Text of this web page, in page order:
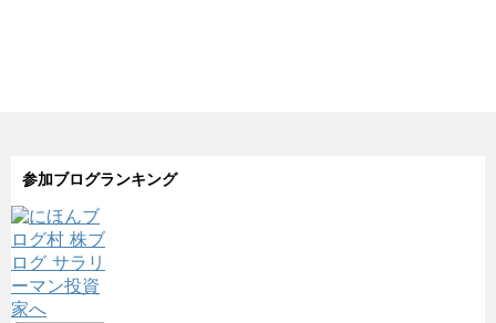
参加ブログランキング